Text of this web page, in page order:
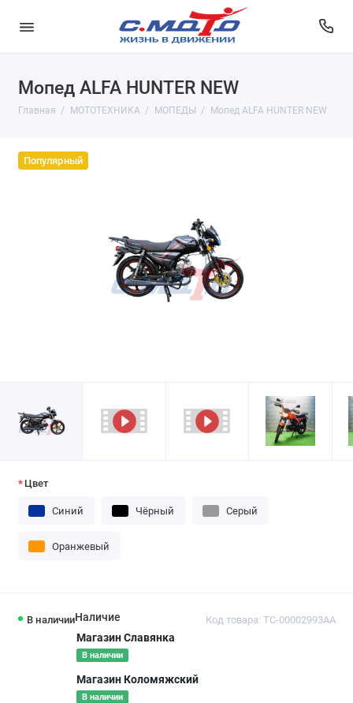
Мопед ALFA HUNTER NEW
Главная МОТОТЕХНИКА МОПЕДЫ Мопед ALFA HUNTER NEW
Популярный
В наличии Код товара: ТС-00002993AA
Наличие
Магазин Славянка
В наличии
Магазин Коломяжский
В наличии
Цвет
Синий Чёрный Серый
Оранжевый